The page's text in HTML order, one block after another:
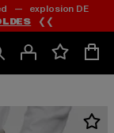
— explosion DE
❮❮